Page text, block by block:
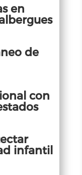
en
de
con
infantil